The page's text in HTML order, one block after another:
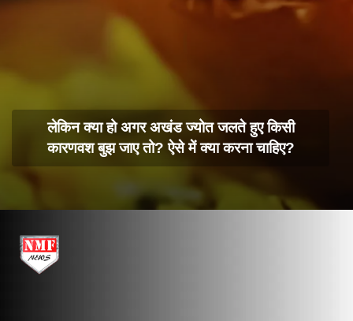
लेकिन क्या हो अगर अखंड ज्योत जलते हुए किसी
कारणवश बुझ जाए तो? ऐसे में क्या करना चाहिए?